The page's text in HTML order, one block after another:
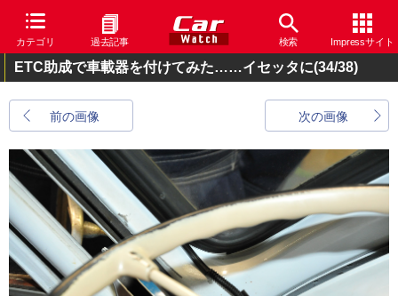
カテゴリ 過去記事 検索 Impressサイト
ETC助成で車載器を付けてみた……イセッタに(34/38)
前の画像 次の画像